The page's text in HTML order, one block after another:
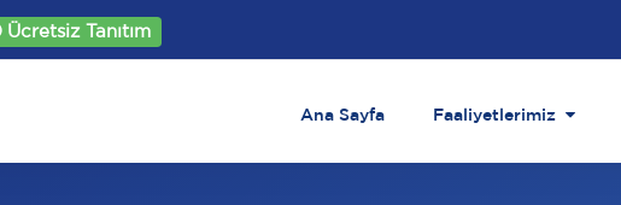
Ücretsiz Tanıtım
Ana Sayfa Faaliyetlerimiz